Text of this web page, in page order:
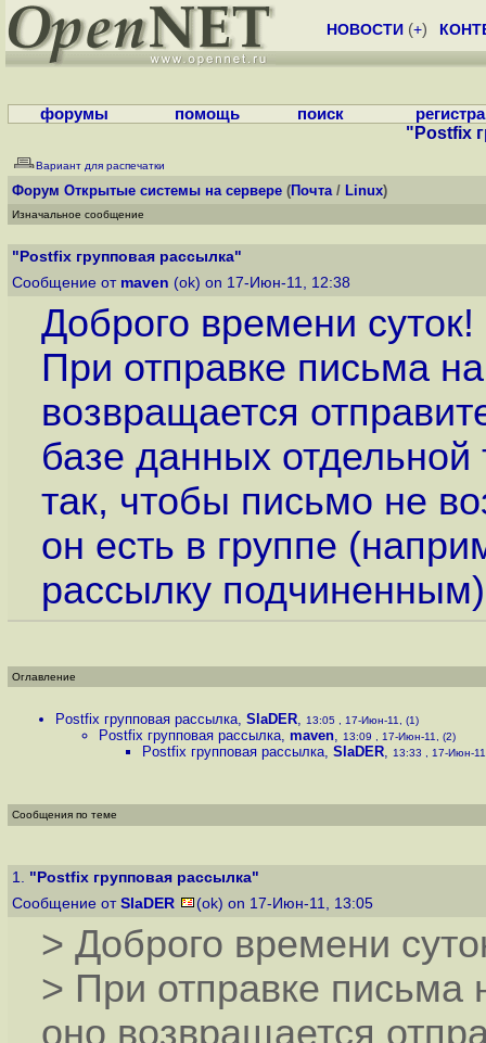
НОВОСТИ (+)
форумы помощь поиск
"Postfix
Вариант для распечатки
Форум Открытые системы на сервере (Почта/ Linux)
Изначальное сообщение
"Postfix групповая рассылка"
Сообщение от maven (ok) on 17-Июн-11, 12:38
Доброго времени суток!
При отправке письма
возвращается
базе данных
так, чтобы письмо не
он есть в группе
рассылку
Оглавление
Postfix групповая рассылка, SlaDER, 13:05 , 17-Июн-11, (1)
Postfix групповая рассылка, maven, 13:09 , 17-Июн-11, (2)
Postfix групповая рассылка, SlaDER, 13:33 , 17-Июн-
Сообщения по теме
1. "Postfix групповая рассылка"
Сообщение от SlaDER (ok) on 17-Июн-11, 13:05
> Доброго времени
> При отправке письма
оно возвращается